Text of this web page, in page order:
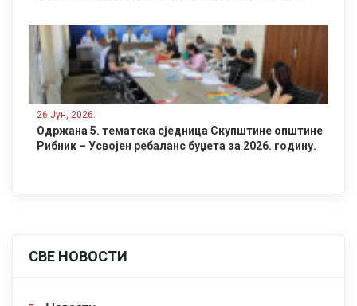
26 Јун, 2026.
Одржана 5. тематска сједница Скупштине општине
Рибник – Усвојен ребаланс буџета за 2026. годину.
СВЕ НОВОСТИ